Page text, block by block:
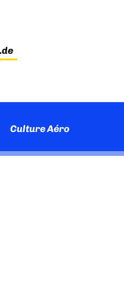
Culture Aéro